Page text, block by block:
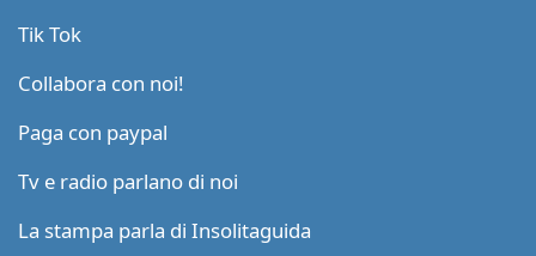
Tik Tok
Collabora con noi!
Paga con paypal
Tv e radio parlano di noi
La stampa parla di Insolitaguida